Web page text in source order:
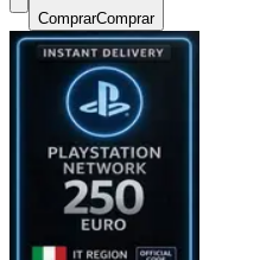
ComprarComprar